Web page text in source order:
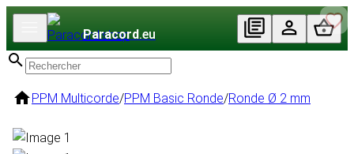
Paracord.eu
PPM Multicorde/PPM Basic Ronde/Ronde Ø 2 mm